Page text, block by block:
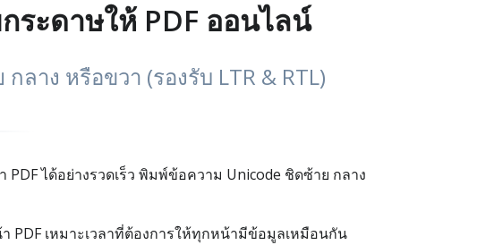
ระดาษให้ PDF ออนไลน์
าง หรือขวา (รองรับ LTR & RTL)
ได้อย่างรวดเร็ว พิมพ์ข้อความ Unicode ชิดซ้าย กลาง
PDF เหมาะเวลาที่ต้องการให้ทุกหน้ามีข้อมูลเหมือนกัน